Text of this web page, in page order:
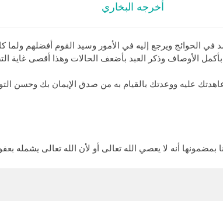
أخرجه البخاري
الحوائج ويرجع إليه في الأمور وسيد القوم أفضلهم ولما
الأوصاف وذكر العبد بأضعف الحالات وهذا أقصى غاية
عليه ووعدتك بالقيام به من صدق الإيمان بك وحسن
أنه لا يعصي الله تعالى أو لأن الله تعالى يشمله